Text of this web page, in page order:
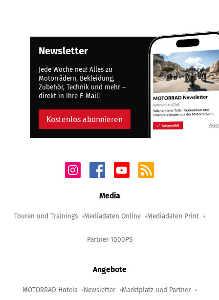
Newsletter
Jede Woche neu! Alles zu
Motorrädern, Bekleidung,
Zubehör, Technik und mehr –
direkt in Ihre E-Mail!
Kostenlos abonnieren
Media
Touren und Trainings Mediadaten Online Mediadaten Print
Partner 1000PS
Angebote
MOTORRAD Hotels Newsletter Marktplatz und Partner